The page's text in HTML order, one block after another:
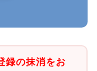
録の抹消をお